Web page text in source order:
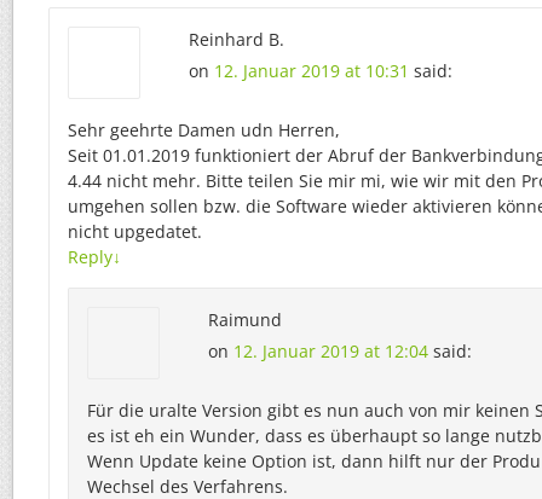
Reinhard B.
on 12. Januar 2019 at 10:31 said:
Sehr geehrte Damen udn Herren,
Seit 01.01.2019 funktioniert der Abruf der
4.44 nicht mehr. Bitte teilen Sie mir mi, wie wir mit den
umgehen sollen bzw. die Software wieder aktivieren
nicht upgedatet.
Reply↓
Raimund
on 12. Januar 2019 at 12:04 said:
Für die uralte Version gibt es nun auch von mir keinen
es ist eh ein Wunder, dass es überhaupt so lange
Wenn Update keine Option ist, dann hilft nur der
Wechsel des Verfahrens.